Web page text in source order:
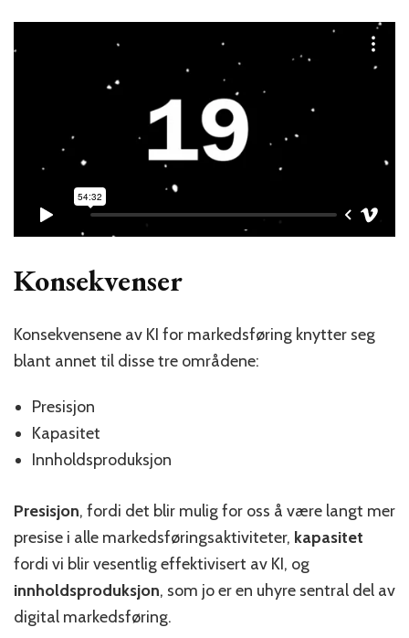
Konsekvenser
Konsekvensene av KI for markedsføring knytter seg
blant annet til disse tre områdene:
Presisjon
Kapasitet
Innholdsproduksjon
Presisjon, fordi det blir mulig for oss å være langt mer
presise i alle markedsføringsaktiviteter, kapasitet
fordi vi blir vesentlig effektivisert av KI, og
innholdsproduksjon, som jo er en uhyre sentral del av
digital markedsføring.